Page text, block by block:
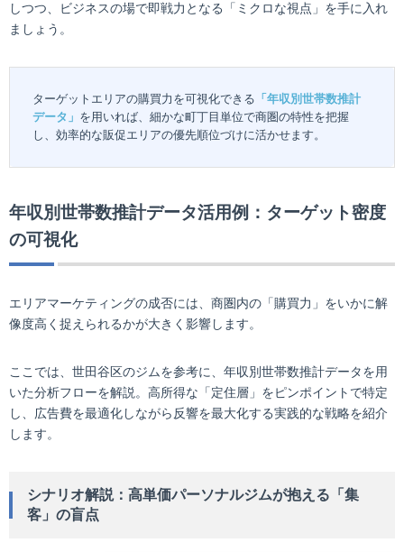
しつつ、ビジネスの場で即戦力となる「ミクロな視点」を手に入れ
ましょう。
ターゲットエリアの購買力を可視化できる 「年収別世帯数推計
データ」 を用いれば、細かな町丁目単位で商圏の特性を把握
し、効率的な販促エリアの優先順位づけに活かせます。
年収別世帯数推計データ活用例：ターゲット密度
の可視化
エリアマーケティングの成否には、商圏内の「購買力」をいかに解
像度高く捉えられるかが大きく影響します。
ここでは、世田谷区のジムを参考に、年収別世帯数推計データを用
いた分析フローを解説。高所得な「定住層」をピンポイントで特定
し、広告費を最適化しながら反響を最大化する実践的な戦略を紹介
します。
シナリオ解説：高単価パーソナルジムが抱える「集
客」の盲点